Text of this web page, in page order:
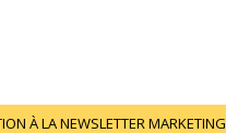
À LA NEWSLETTER MARKETING